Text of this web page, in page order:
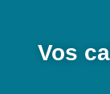
Vos